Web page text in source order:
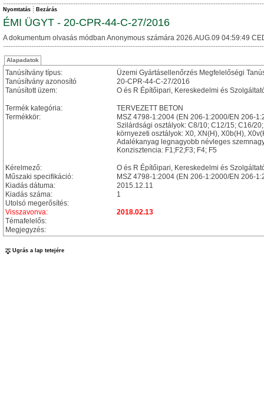
Nyomtatás Bezárás
ÉMI ÜGYT - 20-CPR-44-C-27/2016
A dokumentum olvasás módban Anonymous számára 2026.AUG.09 04:59:49
Alapadatok
Tanúsítvány típus:
Üzemi Gyártásellenőrzés Megfelelőségi
Tanúsítvány azonosító
20-CPR-44-C-27/2016
Tanúsított üzem:
O és R Építőipari, Kereskedelmi és
Termék kategória:
TERVEZETT BETON
Termékkör:
MSZ 4798-1:2004 (EN 206-1:2000/EN 206-
Szilárdsági osztályok: C8/10; C12/15; C16/
környezeti osztályok: X0, XN(H), X0b(H),
Adalékanyag legnagyobb névleges
Konzisztencia: F1;F2;F3; F4; F5
Kérelmező:
O és R Építőipari, Kereskedelmi és
Műszaki specifikáció:
MSZ 4798-1:2004 (EN 206-1:2000/EN 206-
Kiadás dátuma:
2015.12.11
Kiadás száma:
1
Utolsó megerősítés:
Visszavonva:
2018.02.13
Témafelelős:
Megjegyzés:
Ugrás a lap tetejére